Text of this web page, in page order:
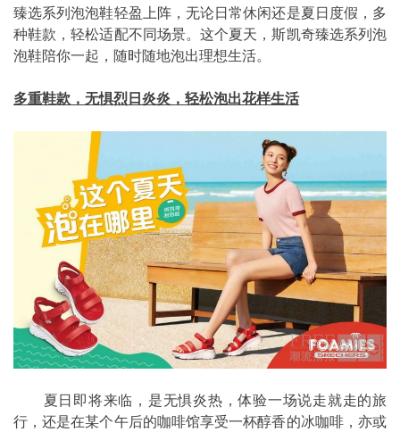
臻选系列泡泡鞋轻盈上阵，无论日常休闲还是夏日度假，多
种鞋款，轻松适配不同场景。这个夏天，斯凯奇臻选系列泡
泡鞋陪你一起，随时随地泡出理想生活。
多重鞋款，无惧烈日炎炎，轻松泡出花样生活
夏日即将来临，是无惧炎热，体验一场说走就走的旅
行，还是在某个午后的咖啡馆享受一杯醇香的冰咖啡，亦或